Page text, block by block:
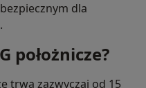
dla
położnicze?
trwa zazwyczaj od 15